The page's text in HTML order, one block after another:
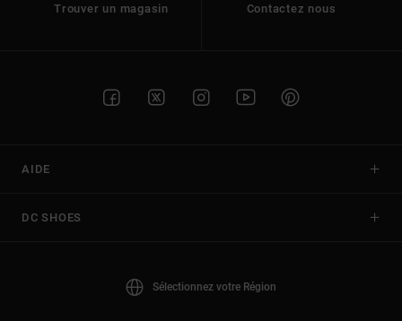
Trouver un magasin Contactez nous
AIDE
DC SHOES
Sélectionnez votre Région